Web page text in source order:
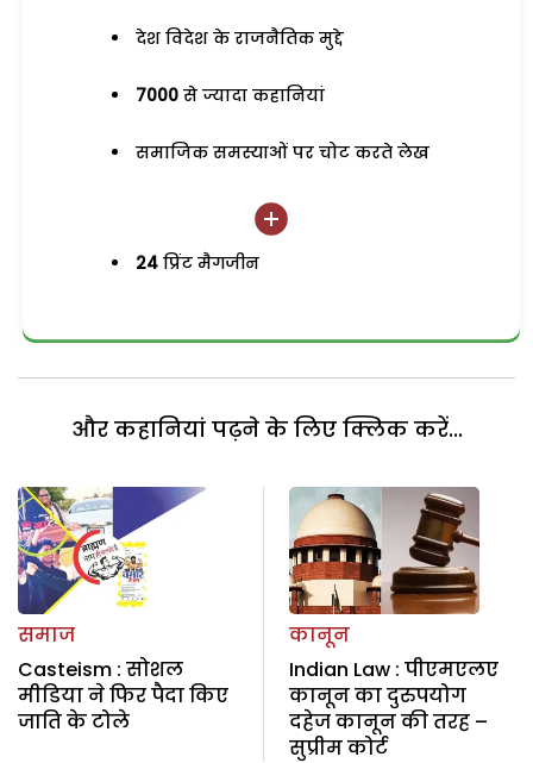
देश विदेश के राजनैतिक मुद्दे
7000 से ज्यादा कहानियां
समाजिक समस्याओं पर चोट करते लेख
24 प्रिंट मैगजीन
और कहानियां पढ़ने के लिए क्लिक करें...
समाज
Casteism : सोशल
मीडिया ने फिर पैदा किए
जाति के टोले
कानून
Indian Law : पीएमएलए
कानून का दुरुपयोग
दहेज कानून की तरह –
सुप्रीम कोर्ट